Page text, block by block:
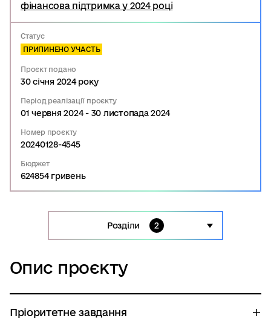
фінансова підтримка у 2024 році
Статус
ПРИПИНЕНО УЧАСТЬ
Проєкт подано
30 січня 2024 року
Період реалізації проєкту
01 червня 2024 - 30 листопада 2024
Номер проєкту
20240128-4545
Бюджет
624854 гривень
Опис проєкту
Пріоритетне завдання
Розділи 2
Документи